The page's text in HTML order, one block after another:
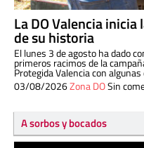
La DO Valencia
de su historia
El lunes 3 de agosto ha dado
primeros racimos de la
Protegida Valencia con
03/08/2026Zona DOSin
A sorbos y bocados